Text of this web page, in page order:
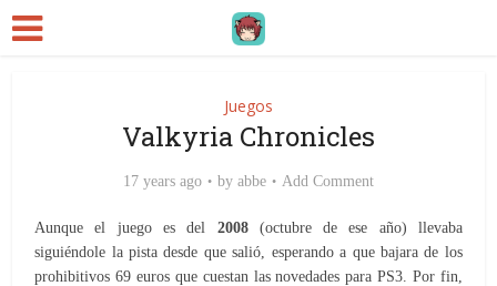
Juegos
Valkyria Chronicles
17 years ago by abbe Add Comment
Aunque el juego es del 2008(octubre de ese año) llevaba
siguiéndole la pista desde que salió, esperando a que bajara de los
prohibitivos 69 euros que cuestan las novedades para PS3. Por fin,